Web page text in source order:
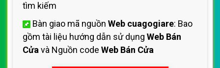
tìm kiếm
Bàn giao mã nguồn Web cuagogiare: Bao
gồm tài liệu hướng dẫn sử dụng Web Bán
Cửa và Nguồn code Web Bán Cửa